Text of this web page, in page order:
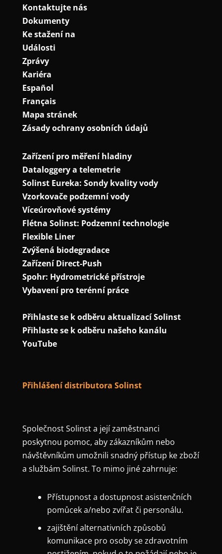
Kontaktujte nás
Dokumenty
Ke stažení na
Události
Zprávy
Kariéra
Español
Français
Mapa stránek
Zásady ochrany osobních údajů
Zařízení pro měření hladiny
Dataloggery a telemetrie
Solinst Eureka: Sondy kvality vody
Vzorkovače podzemní vody
Víceúrovňové systémy
Flétna Solinst: Podzemní technologie
Flexible Liner
Zvýšená biodegradace
Zařízení Direct-Push
Spohr: Hydrometrické přístroje
Vybavení pro terénní práce
Přihlaste se k odběru aktualizací Solinst
Přihlaste se k odběru našeho kanálu
YouTube
Přihlášení distributora Solinst
Společnost Solinst a její zaměstnanci
poskytnou pomoc, aby zákazníkům nebo
návštěvníkům umožnili snadný přístup ke zboží
a službám Solinst. To mimo jiné zahrnuje:
Přístupnost a dostupnost asistenčních
pomůcek a/nebo zvířat či personálu.
zajištění alternativních způsobů
komunikace pro osoby se zdravotním